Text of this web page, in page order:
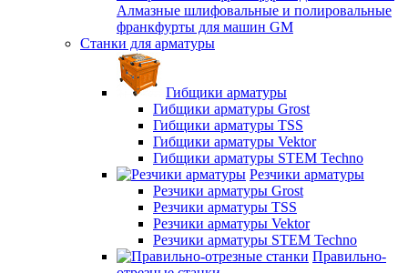
Алмазные шлифовальные и полировальные
франкфурты для машин GM
Станки для арматуры
Гибщики арматуры
Гибщики арматуры Grost
Гибщики арматуры TSS
Гибщики арматуры Vektor
Гибщики арматуры STEM Techno
Резчики арматуры
Резчики арматуры Grost
Резчики арматуры TSS
Резчики арматуры Vektor
Резчики арматуры STEM Techno
Правильно-